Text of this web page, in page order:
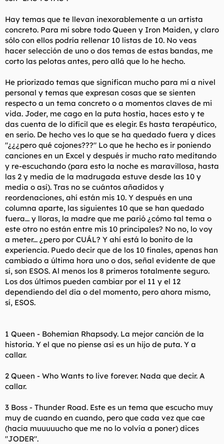
Hay temas que te llevan inexorablemente a un artista
concreto. Para mí sobre todo Queen y Iron Maiden, y claro
sólo con ellos podría rellenar 10 listas de 10. No veas
hacer selección de uno o dos temas de estas bandas, me
corto las pelotas antes, pero allá que lo he hecho.
He priorizado temas que significan mucho para mí a nivel
personal y temas que expresan cosas que se sienten
respecto a un tema concreto o a momentos claves de mi
vida. Joder, me cago en la puta hostia, haces esto y te
das cuenta de lo difícil que es elegir. Es hasta terapéutico,
en serio. De hecho ves lo que se ha quedado fuera y dices
"¿¿¿pero qué cojones???" Lo que he hecho es ir poniendo
canciones en un Excel y después ir mucho rato meditando
y re-escuchando (para esto la noche es maravillosa, hasta
las 2 y media de la madrugada estuve desde las 10 y
media o así). Tras no se cuántos añadidos y
reordenaciones, ahí están mis 10. Y después en una
columna aparte, las siguientes 10 que se han quedado
fuera... y lloras, la madre que me parió ¿cómo tal tema o
este otro no están entre mis 10 principales? No no, lo voy
a meter... ¿pero por CUÁL? Y ahí está lo bonito de la
experiencia. Puedo decir que de los 10 finales, apenas han
cambiado a última hora uno o dos, señal evidente de que
sí, son ESOS. Al menos los 8 primeros totalmente seguro.
Los dos últimos pueden cambiar por el 11 y el 12
dependiendo del día o del momento, pero ahora mismo,
sí, ESOS.
1 Queen - Bohemian Rhapsody. La mejor canción de la
historia. Y el que no piense así es un hijo de puta. Y a
callar.
2 Queen - Who Wants to live forever. Nada que decir. A
callar.
3 Boss - Thunder Road. Este es un tema que escucho muy
muy de cuando en cuando, pero que cada vez que cae
(hacía muuuuucho que me no lo volvía a poner) dices
"JODER".